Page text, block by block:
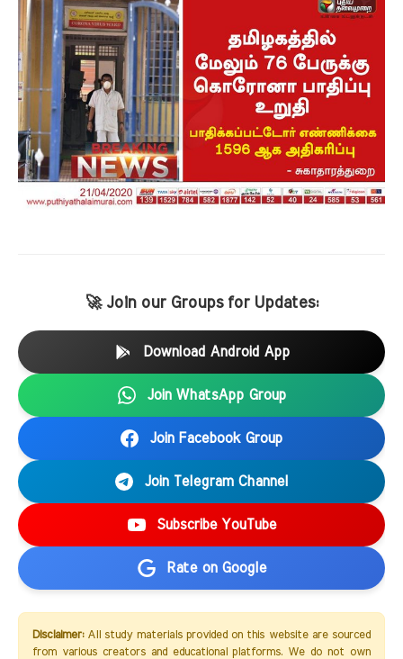
🚀 Join our Groups for Updates:
Download Android App
Join WhatsApp Group
Join Facebook Group
Join Telegram Channel
Subscribe YouTube
Rate on Google
Disclaimer:All study materials provided on this website are sourced
from various creators and educational platforms. We do not own